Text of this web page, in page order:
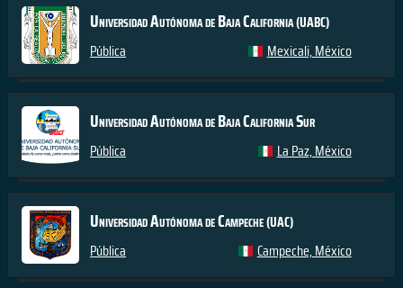
Universidad Autónoma de Baja California(UABC)
Pública Mexicali, México
Universidad Autónoma de Baja California Sur
Pública La Paz, México
Universidad Autónoma de Campeche(UAC)
Pública Campeche, México